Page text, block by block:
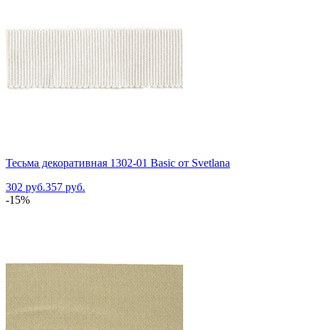
Тесьма декоративная 1302-01 Basic от Svetlana
302 руб.357 руб.
-15%